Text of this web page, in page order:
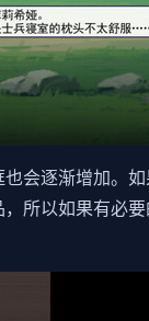
会逐渐增加。
所以如果有必